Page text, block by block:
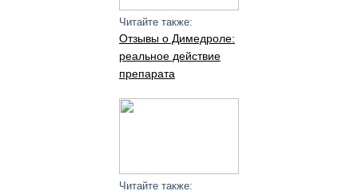
Читайте также:
Отзывы о Димедроле:
реальное действие
препарата
Читайте также: